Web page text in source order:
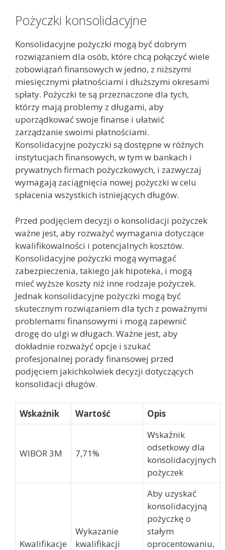
Pożyczki konsolidacyjne
Konsolidacyjne pożyczki mogą być dobrym
rozwiązaniem dla osób, które chcą połączyć wiele
zobowiązań finansowych w jedno, z niższymi
miesięcznymi płatnościami i dłuższymi okresami
spłaty. Pożyczki te są przeznaczone dla tych,
którzy mają problemy z długami, aby
uporządkować swoje finanse i ułatwić
zarządzanie swoimi płatnościami.
Konsolidacyjne pożyczki są dostępne w różnych
instytucjach finansowych, w tym w bankach i
prywatnych firmach pożyczkowych, i zazwyczaj
wymagają zaciągnięcia nowej pożyczki w celu
spłacenia wszystkich istniejących długów.
Przed podjęciem decyzji o konsolidacji pożyczek
ważne jest, aby rozważyć wymagania dotyczące
kwalifikowalności i potencjalnych kosztów.
Konsolidacyjne pożyczki mogą wymagać
zabezpieczenia, takiego jak hipoteka, i mogą
mieć wyższe koszty niż inne rodzaje pożyczek.
Jednak konsolidacyjne pożyczki mogą być
skutecznym rozwiązaniem dla tych z poważnymi
problemami finansowymi i mogą zapewnić
drogę do ulgi w długach. Ważne jest, aby
dokładnie rozważyć opcje i szukać
profesjonalnej porady finansowej przed
podjęciem jakichkolwiek decyzji dotyczących
konsolidacji długów.
Wskaźnik Wartość Opis
WIBOR 3M 7,71%
Wskaźnik
odsetkowy dla
konsolidacyjnych
pożyczek
Kwalifikacje
Wykazanie
kwalifikacji
Aby uzyskać
konsolidacyjną
pożyczkę o
stałym
oprocentowaniu,